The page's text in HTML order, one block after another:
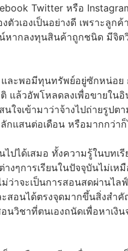
Twitter หรือ
ตัวเองเป็นอย่างดี เพราะลู
ากลงทุนสินค้าถูกชนิด มีจิ
ละพอมีทุนทรัพย์อยู่ซักหน่อย
แล้วอัพโหลดลงเพื่อขายใน
ใจเข้ามาว่าจ้างไปถ่ายรูป
กแสนต่อเดือน หรือมากกว่าก็
ปได้เสมอ ทั้งความรู้ในบท
งๆการเรียนในปัจจุบันไม่
ว่าจะเป็นการสอนสดผ่านไ
สอนได้ตรงจุดมากขึ้นสิ่งสำ
วิชาที่ตนเองถนัดเพื่อหาเงิ